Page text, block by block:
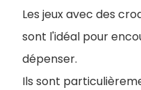
Les jeux avec des
sont l'idéal pour
dépenser.
Ils sont